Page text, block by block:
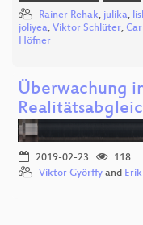
Rainer Rehak, julika,
joliyea, Viktor Schlüter,
Höfner
Überwachung
2019-02-23
118
Viktor Györffy and